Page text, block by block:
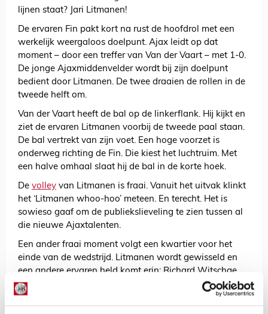
lijnen staat? Jari Litmanen!
De ervaren Fin pakt kort na rust de hoofdrol met een
werkelijk weergaloos doelpunt. Ajax leidt op dat
moment – door een treffer van Van der Vaart – met 1-0.
De jonge Ajaxmiddenvelder wordt bij zijn doelpunt
bedient door Litmanen. De twee draaien de rollen in de
tweede helft om.
Van der Vaart heeft de bal op de linkerflank. Hij kijkt en
ziet de ervaren Litmanen voorbij de tweede paal staan.
De bal vertrekt van zijn voet. Een hoge voorzet is
onderweg richting de Fin. Die kiest het luchtruim. Met
een halve omhaal slaat hij de bal in de korte hoek.
De volley van Litmanen is fraai. Vanuit het uitvak klinkt
het ‘Litmanen whoo-hoo’ meteen. En terecht. Het is
sowieso gaaf om de publiekslieveling te zien tussen al
die nieuwe Ajaxtalenten.
Een ander fraai moment volgt een kwartier voor het
einde van de wedstrijd. Litmanen wordt gewisseld en
een andere ervaren held komt erin: Richard Witschge.
Een lange neus naar AZ-trainer Co Adriaanse, die het in
zijn Ajaxtijd totaal niet zag zitten in Witschge.